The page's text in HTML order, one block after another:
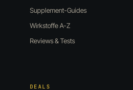
Supplement-Guides
Wirkstoffe A-Z
Reviews & Tests
DEALS